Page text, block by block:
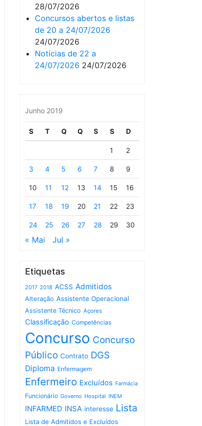
28/07/2026
Concursos abertos e listas
de 20 a 24/07/2026
24/07/2026
Notícias de 22 a
24/07/2026 24/07/2026
Junho 2019
S T Q Q S S D
1 2
3 4 5 6 7 8 9
10 11 12 13 14 15 16
17 18 19 20 21 22 23
24 25 26 27 28 29 30
« Mai Jul »
Etiquetas
2017 2018 ACSS Admitidos
Alteração Assistente Operacional
Assistente Técnico Açores
Classificação Competências
Concurso Concurso
Público Contrato DGS
Diploma Enfermagem
Enfermeiro Excluídos Farmácia
Funcionário Governo Hospital INEM
INFARMED INSA interesse Lista
Lista de Admitidos e Excluídos